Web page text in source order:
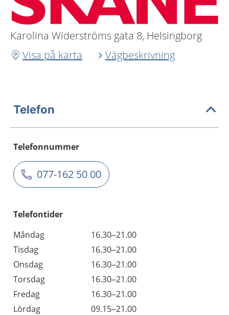
Karolina Widerströms gata 8, Helsingborg
Visa på karta
Vägbeskrivning
Telefon
Telefonnummer
077-162 50 00
Telefontider
Måndag
16.30–21.00
Tisdag
16.30–21.00
Onsdag
16.30–21.00
Torsdag
16.30–21.00
Fredag
16.30–21.00
Lördag
09.15–21.00